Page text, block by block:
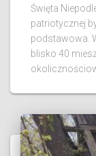
Święta
patriotycznej
podstawowa.
blisko 40